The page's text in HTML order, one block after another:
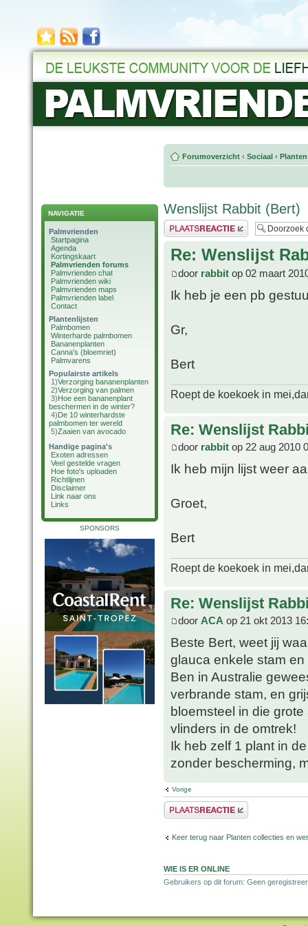
NAVIGATIE
Palmvrienden
Startpagina
Agenda
Kortingskaart
Palmvrienden forums
Palmvrienden chat
Palmvrienden wiki
Palmvrienden maps
Palmvrienden label
Contact
Plantenlijsten
Palmbomen
Winterharde palmbomen
Bananenplanten
Canna's (bloemriet)
Palmvarens
Populairste artikels
1)Verzorging bananenplanten
2)Verzorging van palmen
3)Hoe een bananenplant
beschermen in de winter?
4)De 10 winterhardste
palmbomen ter wereld
5)Zaaien van avocado
Handige pagina's
Exoten adressen
Veel gestelde vragen
Hoe foto's uploaden
Richtlijnen
Disclaimer
Link naar ons
Links
SPONSORS
Forumoverzicht ‹ Sociaal ‹
Wenslijst Rabbit (Bert)
Plaats een reactie
Re: Wenslijst
door rabbit op 02 maart
Ik heb je een pb
Gr,
Bert
Roept de koekoek in
Re: Wenslijst
door rabbit op 22 aug 2010
Ik heb mijn lijst weer
Groet,
Bert
Roept de koekoek in
Re: Wenslijst
door ACA op 21 okt 2013
Beste Bert, weet jij
glauca enkele stam
Ben in Australie
verbrande stam, en
bloemsteel in die
vlinders in de omtrek!
Ik heb zelf 1 plant in
zonder bescherming,
Vorige
Plaats een reactie
Keer terug naar Planten collecties en
WIE IS ER ONLINE
Gebruikers op dit forum: Geen